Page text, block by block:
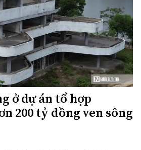
ở dự án tổ hợp
200 tỷ đồng ven sông